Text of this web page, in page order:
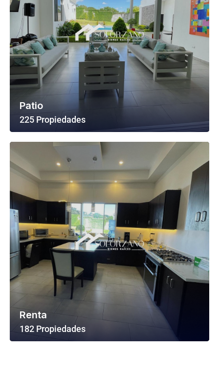
Patio
225 Propiedades
Ver Todas Las Propiedades
Renta
182 Propiedades